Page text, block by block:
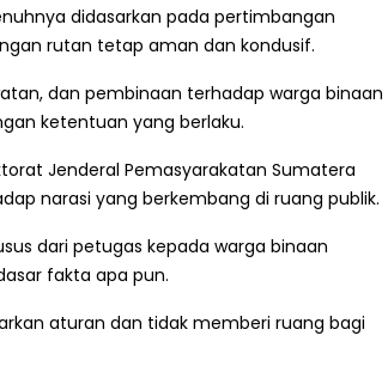
didasarkan pada pertimbangan
rutan tetap aman dan kondusif.
dan pembinaan terhadap warga binaan
ketentuan yang berlaku.
Jenderal Pemasyarakatan Sumatera
narasi yang berkembang di ruang publik.
dari petugas kepada warga binaan
fakta apa pun.
aturan dan tidak memberi ruang bagi